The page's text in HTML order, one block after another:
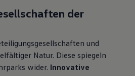
der
und
Natur. Diese spiegeln
wider. Innovative